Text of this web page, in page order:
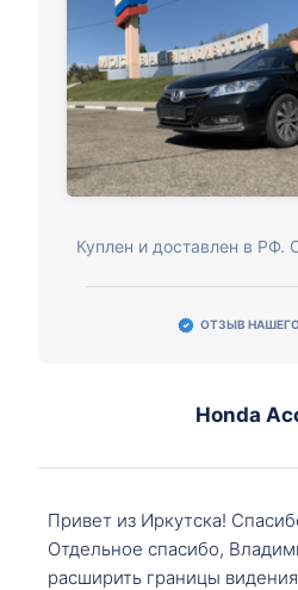
Куплен и доставлен в РФ.
ОТЗЫВ
Honda
Привет из Иркутска!
Отдельное спасибо,
расширить границы